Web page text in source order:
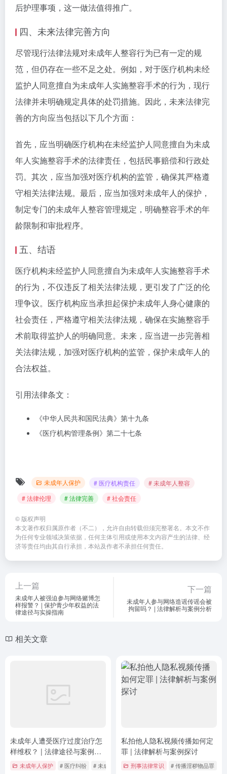
后护理事项，这一做法值得推广。
四、未来法律完善方向
尽管现行法律法规对未成年人整容行为已有一定的规
范，但仍存在一些不足之处。例如，对于医疗机构未经
监护人同意擅自为未成年人实施整容手术的行为，现行
法律并未明确规定具体的处罚措施。因此，未来法律完
善的方向应当包括以下几个方面：
首先，应当明确医疗机构在未经监护人同意擅自为未成
年人实施整容手术的法律责任，包括民事赔偿和行政处
罚。其次，应当加强对医疗机构的监管，确保其严格遵
守相关法律法规。最后，应当加强对未成年人的保护，
制定专门的未成年人整容管理规定，明确整容手术的年
龄限制和审批程序。
五、结语
医疗机构未经监护人同意擅自为未成年人实施整容手术
的行为，不仅违反了相关法律法规，更引发了广泛的伦
理争议。医疗机构应当承担起保护未成年人身心健康的
社会责任，严格遵守相关法律法规，确保在实施整容手
术前取得监护人的明确同意。未来，应当进一步完善相
关法律法规，加强对医疗机构的监管，保护未成年人的
合法权益。
引用法律条文：
《中华人民共和国民法典》第十九条
《医疗机构管理条例》第二十七条
未成年人保护 # 医疗机构责任
# 未成年人整容
# 法律伦理
# 法律完善 # 社会责任
© 版权声明
本文著作权归属原作者（不二），允许自由转载但须完整署名。本文不作
为任何专业领域决策依据，任何主体引用或使用本文内容产生的法律、经
济等责任均由其自行承担，本站及作者不承担任何责任。
上一篇
未成年人被强迫参与网络赌博怎
样报警？ | 保护青少年权益的法
律途径与实操指南
下一篇
未成年人参与网络造谣传谣会被
拘留吗？ | 法律解析与案例分析
相关文章
未成年人遭受医疗过度治疗怎
样维权？ | 法律途径与案例分
析 未成年人保护 # 医疗纠纷 # 未成年人权益保护 # 案例分析
私拍他人隐私视频传播如何定
罪 | 法律解析与案例探讨
刑事法律常识 # 传播淫秽物品罪